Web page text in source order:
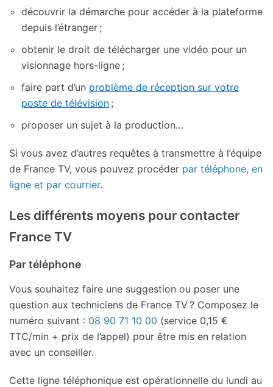
découvrir la démarche pour accéder à la plateforme
depuis l’étranger ;
obtenir le droit de télécharger une vidéo pour un
visionnage hors-ligne ;
faire part d’un problème de réception sur votre
poste de télévision ;
proposer un sujet à la production…
Si vous avez d’autres requêtes à transmettre à l’équipe
de France TV, vous pouvez procéder par téléphone, en
ligne et par courrier.
Les différents moyens pour contacter
France TV
Par téléphone
Vous souhaitez faire une suggestion ou poser une
question aux techniciens de France TV ? Composez le
numéro suivant : 08 90 71 10 00 (service 0,15 €
TTC/min + prix de l’appel) pour être mis en relation
avec un conseiller.
Cette ligne téléphonique est opérationnelle du lundi au